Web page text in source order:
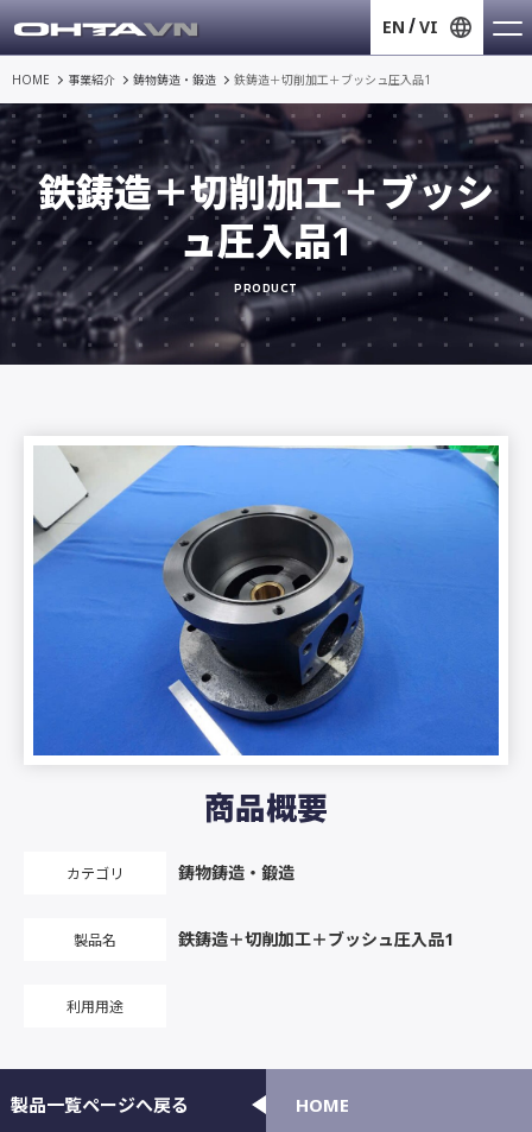
EN VI
HOME 事業紹介 鋳物鋳造・鍛造 鉄鋳造＋切削加工＋ブッシュ圧入品1
鉄鋳造＋切削加工＋ブッシ
ュ圧入品1
PRODUCT
商品概要
カテゴリ 鋳物鋳造・鍛造
製品名 鉄鋳造＋切削加工＋ブッシュ圧入品1
利用用途
製品一覧ページへ戻る HOME